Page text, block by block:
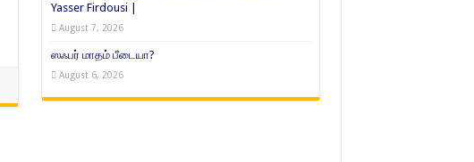
Yasser Firdousi |
August 7, 2026
ஸஃபர் மாதம் பீடையா?
August 6, 2026